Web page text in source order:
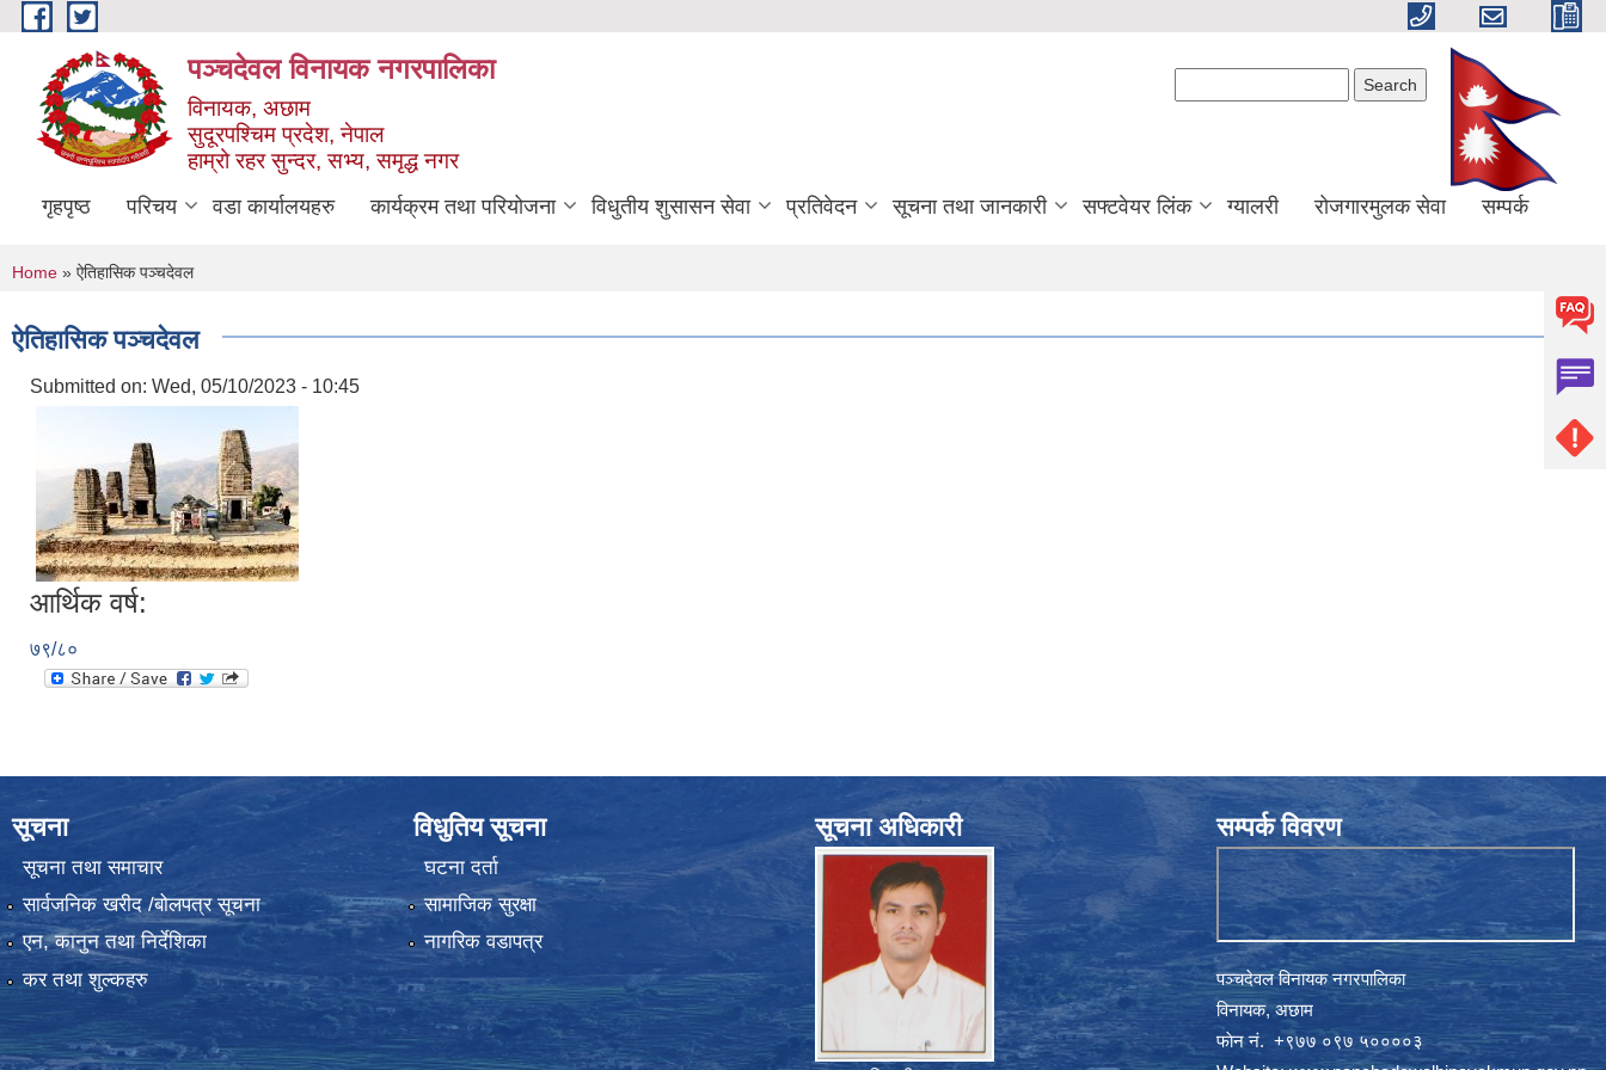
Skip to main content
पञ्चदेवल विनायक नगरपालिका
विनायक, अछाम
सुदूरपश्चिम प्रदेश, नेपाल
हाम्रो रहर सुन्दर, सभ्य, समृद्ध नगर
गृहपृष्ठ परिचय वडा कार्यालयहरु कार्यक्रम तथा परियोजना विधुतीय शुसासन सेवा प्रतिवेदन सूचना तथा जानकारी सफ्टवेयर लिंक ग्यालरी रोजगारमुलक सेवा सम्पर्क
You are here
Home » ऐतिहासिक पञ्चदेवल
ऐतिहासिक पञ्चदेवल
Submitted on: Wed, 05/10/2023 - 10:45
आर्थिक वर्ष:
७९/८०
सूचना
सूचना तथा समाचार
सार्वजनिक खरीद /बोलपत्र सूचना
एन, कानुन तथा निर्देशिका
कर तथा शुल्कहरु
विधुतिय सूचना
घटना दर्ता
सामाजिक सुरक्षा
नागरिक वडापत्र
सूचना अधिकारी सम्पर्क विवरण
पञ्चदेवल विनायक नगरपालिका
विनायक, अछाम
फाेन नं‍‍‍‍. ‌+९७७ ०९७ ५००००३